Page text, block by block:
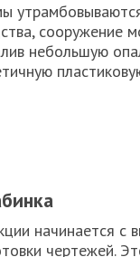
сооружение
небольшую
начинается с
чертежей.